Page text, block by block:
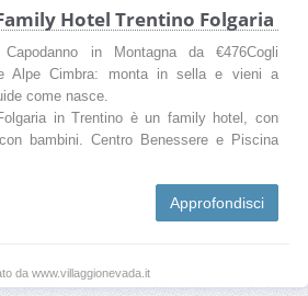
Hotel Trentino Folgaria
in Montagna da €476Cogli
Alpe Cimbra: monta in sella e vieni a
come nasce.
in Trentino è un family hotel, con
bambini. Centro Benessere e Piscina
Approfondisci
da www.villaggionevada.it